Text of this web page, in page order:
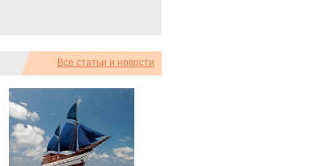
Все статьи и новости